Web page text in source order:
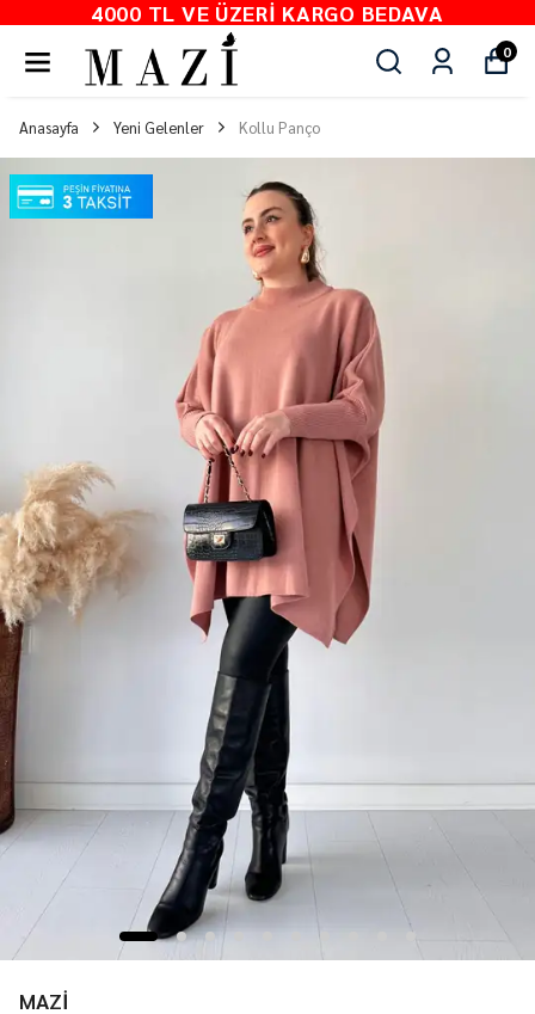
4000 TL VE ÜZERI KARGO BEDAVA
0
Anasayfa Yeni Gelenler Kollu Panço
MAZİ